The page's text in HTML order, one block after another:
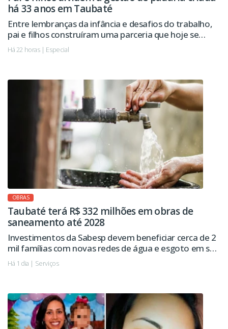
há 33 anos em Taubaté
Entre lembranças da infância e desafios do trabalho,
pai e filhos construíram uma parceria que hoje se
estende à administração da empresa.
Há 22 horas | Especial
OBRAS
Taubaté terá R$ 332 milhões em obras de
saneamento até 2028
Investimentos da Sabesp devem beneficiar cerca de 2
mil famílias com novas redes de água e esgoto em seis
regiões da cidade.
Há 1 dia | Serviços